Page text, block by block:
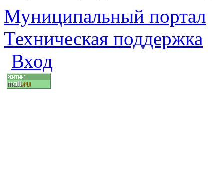
Муниципальный портал
Техническая поддержка
Вход